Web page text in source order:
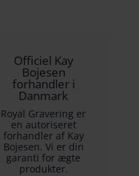
Officiel Kay
Bojesen
forhandler i
Danmark
Royal Gravering er
en autoriseret
forhandler af Kay
Bojesen. Vi er din
garanti for ægte
produkter.